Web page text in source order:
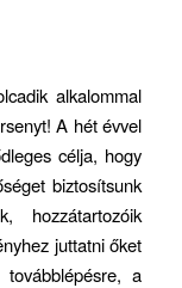
alkalommal
A hét évvel
célja, hogy
biztosítsunk
hozzátartozóik
juttatni őket
a